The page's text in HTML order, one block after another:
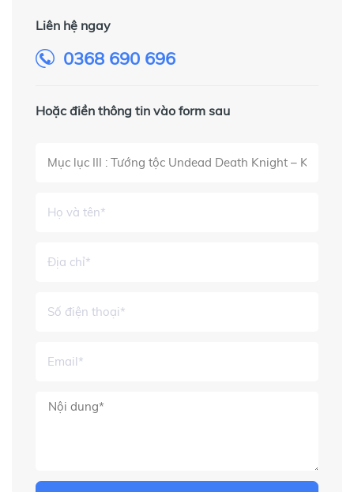
Liên hệ ngay
0368 690 696
Hoặc điền thông tin vào form sau